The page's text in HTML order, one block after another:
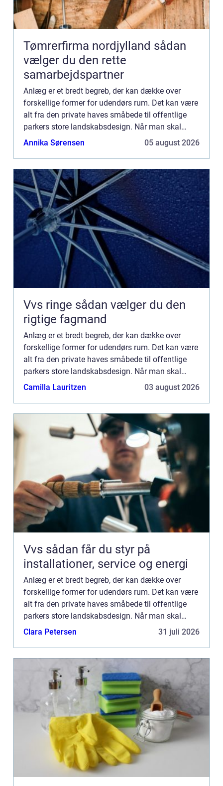
Tømrerfirma nordjylland sådan
vælger du den rette
samarbejdspartner
Anlæg er et bredt begreb, der kan dække over
forskellige former for udendørs rum. Det kan være
alt fra den private haves småbede til offentlige
parkers store landskabsdesign. Når man skal
vælge et nyt anlæg, er der mange faktorer at
Annika Sørensen 05 august 2026
Vvs ringe sådan vælger du den
rigtige fagmand
Anlæg er et bredt begreb, der kan dække over
forskellige former for udendørs rum. Det kan være
alt fra den private haves småbede til offentlige
parkers store landskabsdesign. Når man skal
vælge et nyt anlæg, er der mange faktorer at
Camilla Lauritzen 03 august 2026
Vvs sådan får du styr på
installationer, service og energi
Anlæg er et bredt begreb, der kan dække over
forskellige former for udendørs rum. Det kan være
alt fra den private haves småbede til offentlige
parkers store landskabsdesign. Når man skal
vælge et nyt anlæg, er der mange faktorer at
Clara Petersen 31 juli 2026